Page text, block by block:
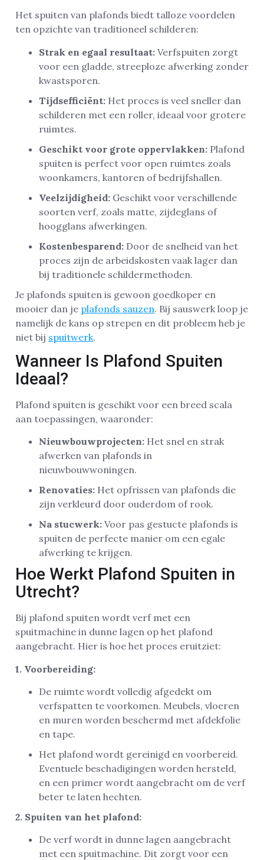
Het spuiten van plafonds biedt talloze voordelen
ten opzichte van traditioneel schilderen:
Strak en egaal resultaat: Verfspuiten zorgt
voor een gladde, streeploze afwerking zonder
kwastsporen.
Tijdsefficiënt: Het proces is veel sneller dan
schilderen met een roller, ideaal voor grotere
ruimtes.
Geschikt voor grote oppervlakken: Plafond
spuiten is perfect voor open ruimtes zoals
woonkamers, kantoren of bedrijfshallen.
Veelzijdigheid: Geschikt voor verschillende
soorten verf, zoals matte, zijdeglans of
hoogglans afwerkingen.
Kostenbesparend: Door de snelheid van het
proces zijn de arbeidskosten vaak lager dan
bij traditionele schildermethoden.
Je plafonds spuiten is gewoon goedkoper en
mooier dan je plafonds sauzen. Bij sauswerk loop je
namelijk de kans op strepen en dit probleem heb je
niet bij spuitwerk.
Wanneer Is Plafond Spuiten
Ideaal?
Plafond spuiten is geschikt voor een breed scala
aan toepassingen, waaronder:
Nieuwbouwprojecten: Het snel en strak
afwerken van plafonds in
nieuwbouwwoningen.
Renovaties: Het opfrissen van plafonds die
zijn verkleurd door ouderdom of rook.
Na stucwerk: Voor pas gestucte plafonds is
spuiten de perfecte manier om een egale
afwerking te krijgen.
Hoe Werkt Plafond Spuiten in
Utrecht?
Bij plafond spuiten wordt verf met een
spuitmachine in dunne lagen op het plafond
aangebracht. Hier is hoe het proces eruitziet:
1. Voorbereiding:
De ruimte wordt volledig afgedekt om
verfspatten te voorkomen. Meubels, vloeren
en muren worden beschermd met afdekfolie
en tape.
Het plafond wordt gereinigd en voorbereid.
Eventuele beschadigingen worden hersteld,
en een primer wordt aangebracht om de verf
beter te laten hechten.
2. Spuiten van het plafond:
De verf wordt in dunne lagen aangebracht
met een spuitmachine. Dit zorgt voor een